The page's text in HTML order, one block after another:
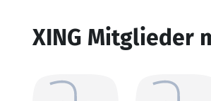
XING Mitglieder